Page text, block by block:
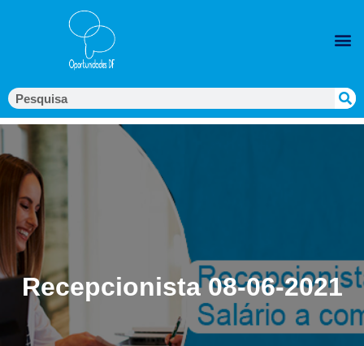
Recepcionista 08-06-2021